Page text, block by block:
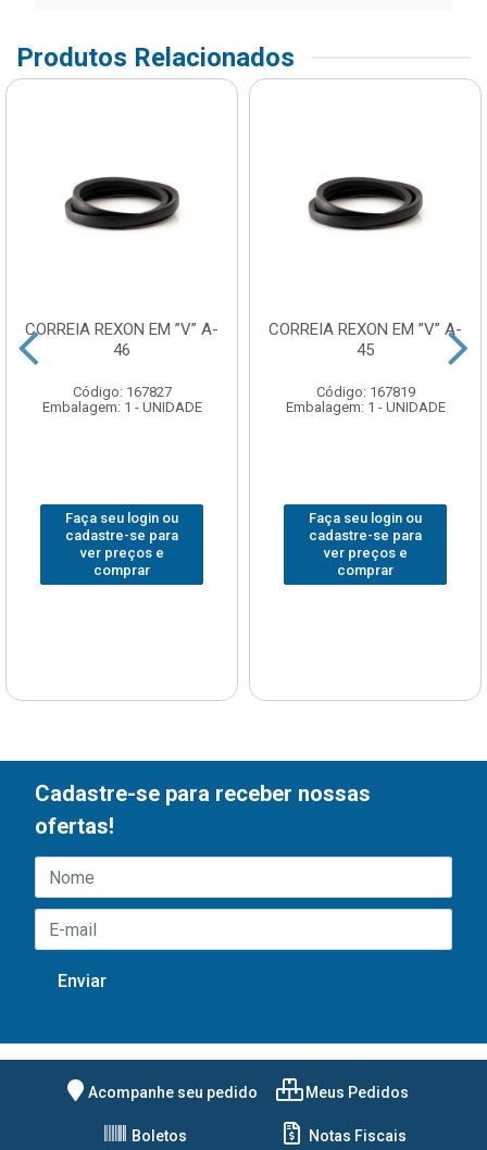
Produtos Relacionados
CORREIA REXON EM ”V” A-
46
Código: 167827
Embalagem: 1 - UNIDADE
Faça seu login ou
cadastre-se para
ver preços e
comprar
CORREIA REXON EM ”V” A-
45
Código: 167819
Embalagem: 1 - UNIDADE
Faça seu login ou
cadastre-se para
ver preços e
comprar
Cadastre-se para receber nossas
ofertas!
Acompanhe seu pedido Meus Pedidos
Boletos Notas Fiscais